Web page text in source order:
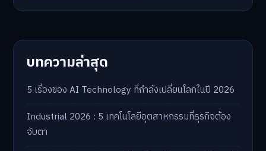
บทความล่าสุด
5 เรื่องของ AI Technology ที่กำลังเปลี่ยนโลกในปี 2026
Industrial 2026 : 5 เทคโนโลยีอุตสาหกรรมที่ธุรกิจต้อง
จับตา